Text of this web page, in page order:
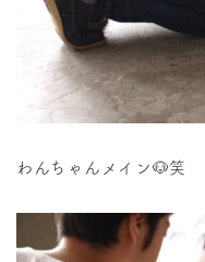
わんちゃんメイン🐶笑